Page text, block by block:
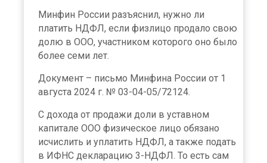
Минфин России разъяснил, нужно ли
платить НДФЛ, если физлицо продало свою
долю в ООО, участником которого оно было
более семи лет.
Документ – письмо Минфина России от 1
августа 2024 г. № 03-04-05/72124.
С дохода от продажи доли в уставном
капитале ООО физическое лицо обязано
исчислить и уплатить НДФЛ, а также подать
в ИФНС декларацию 3-НДФЛ. То есть сам